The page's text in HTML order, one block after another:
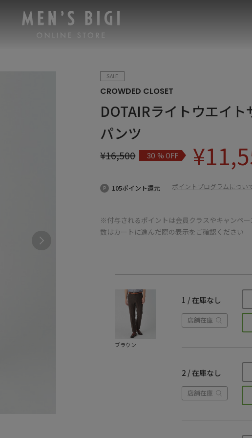
SALE
CROWDED CLOSET
DOTAIRライトウエイ
パンツ
¥16,500 30% OFF ¥
105ポイント還元 ポイントプログラムについ
※付与されるポイントは会員クラスやキャンペ
数はカートに進んだ際の表示をご確認ください
ブラウン
1 / 在庫なし
店舗在庫
2 / 在庫なし
店舗在庫